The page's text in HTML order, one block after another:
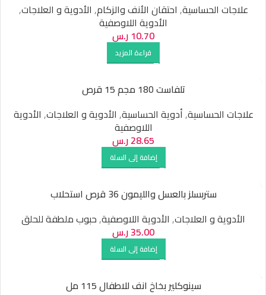
علاجات الحساسية, احتقان الأنف والزكام, الأدوية و العلاجات,
الأدوية اللاوصفية
10.70 ر.س
قراءة المزيد
تلفاست 180 مجم 15 قرص
علاجات الحساسية,أدوية الحساسية, الأدوية و العلاجات, الأدوية
اللاوصفية
28.65ر.س
إضافة إلى السلة
ستربسلز بالعسل والليمون 36 قرص استحلاب
الأدوية و العلاجات, الأدوية اللاوصفية,حبوب ملطفة للحلق
35.00ر.س
إضافة إلى السلة
سينوكلير بخاخ انف للاطفال 115 مل